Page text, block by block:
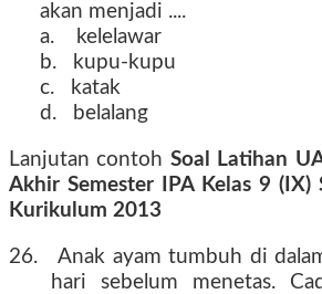
akan menjadi ....
a. kelelawar
b. kupu-kupu
c. katak
d. belalang
Lanjutan contoh Soal Latihan
Akhir Semester IPA Kelas 9 (IX)
Kurikulum 2013
26. Anak ayam tumbuh di
hari sebelum menetas.